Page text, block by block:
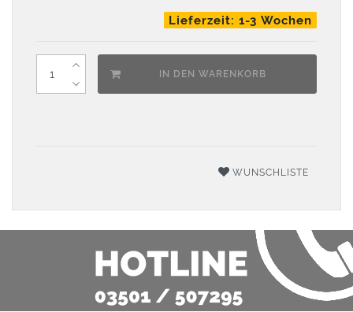
Lieferzeit: 1-3 Wochen
IN DEN WARENKORB
WUNSCHLISTE